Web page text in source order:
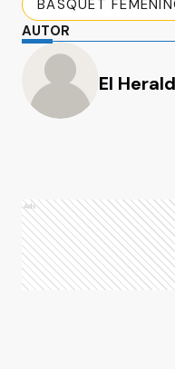
BASQUET
AUTOR
El
Ads